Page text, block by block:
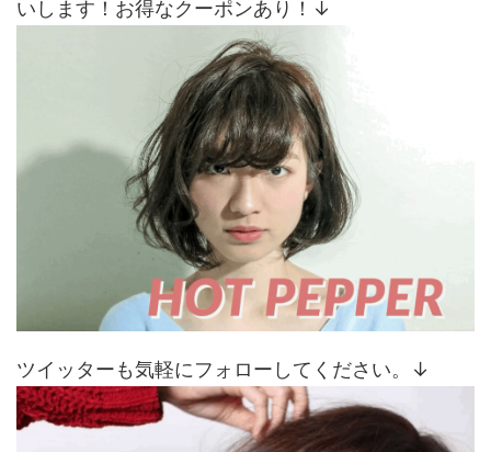
いします！お得なクーポンあり！↓
ツイッターも気軽にフォローしてください。↓